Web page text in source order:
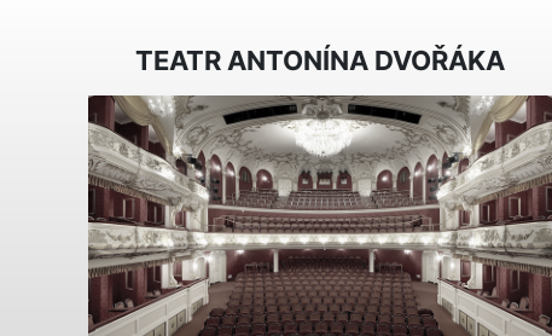
TEATR ANTONÍNA DVOŘÁKA